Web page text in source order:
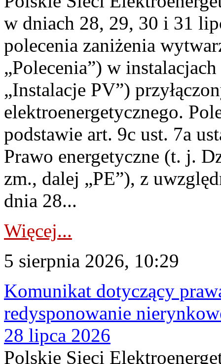
w dniach 28, 29, 30 i 31
polecenia zaniżenia
„Polecenia”) w
„Instalacje PV”)
elektroenergetycznego.
podstawie art. 9c ust. 7a
Prawo energetyczne (t. j.
zm., dalej „PE”), z
dnia 28...
Więcej...
5 sierpnia 2026, 10:29
Komunikat dotyczący
redysponowanie
28 lipca 2026
Polskie Sieci